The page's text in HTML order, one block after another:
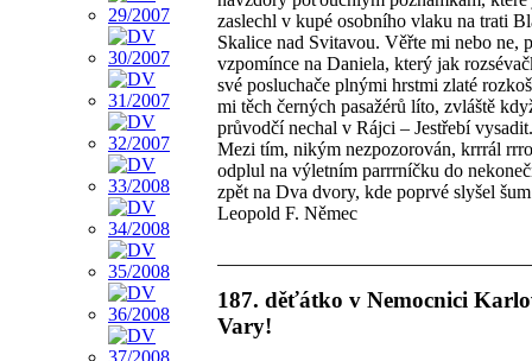
zaslechl v kupé osobního vlaku na trati
Skalice nad Svitavou. Věřte mi nebo ne,
vzpomínce na Daniela, který jak
své posluchače plnými hrstmi zlaté
mi těch černých pasažérů líto, zvláště
průvodčí nechal v Rájci – Jestřebí vysadit.
Mezi tím, nikým nezpozorován, krrrál
odplul na výletním parrrníčku do
zpět na Dva dvory, kde poprvé slyšel
Leopold F. Němec
187. děťátko v Nemocnici
Vary!